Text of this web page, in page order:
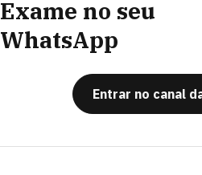
Exame no seu
WhatsApp
Entrar no canal